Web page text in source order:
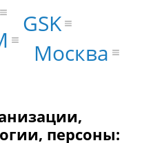
GSK
Москва
персоны: